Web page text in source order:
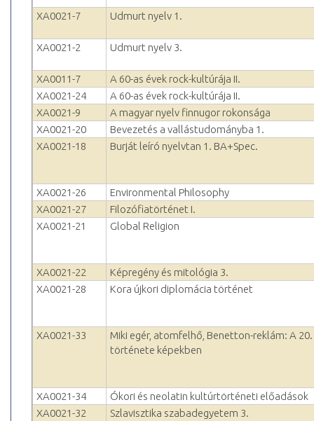
XA0021-7 Udmurt nyelv 1.
XA0021-2 Udmurt nyelv 3.
XA0011-7
A 60-as évek rock-kultúrája II.
XA0021-24
A 60-as évek rock-kultúrája II.
XA0021-9
A magyar nyelv finnugor rokonsága
XA0021-20
Bevezetés a vallástudományba 1.
XA0021-18
Burját leíró nyelvtan 1. BA+Spec.
XA0021-26
Environmental Philosophy
XA0021-27
Filozófiatörténet I.
XA0021-21
Global Religion
XA0021-22
Képregény és mitológia 3.
XA0021-28
Kora újkori diplomácia történet
XA0021-33
Miki egér, atomfelhő, Benetton-reklám: A
története képekben
XA0021-34
Ókori és neolatin kultúrtörténeti előadások
XA0021-32
Szlavisztika szabadegyetem 3.